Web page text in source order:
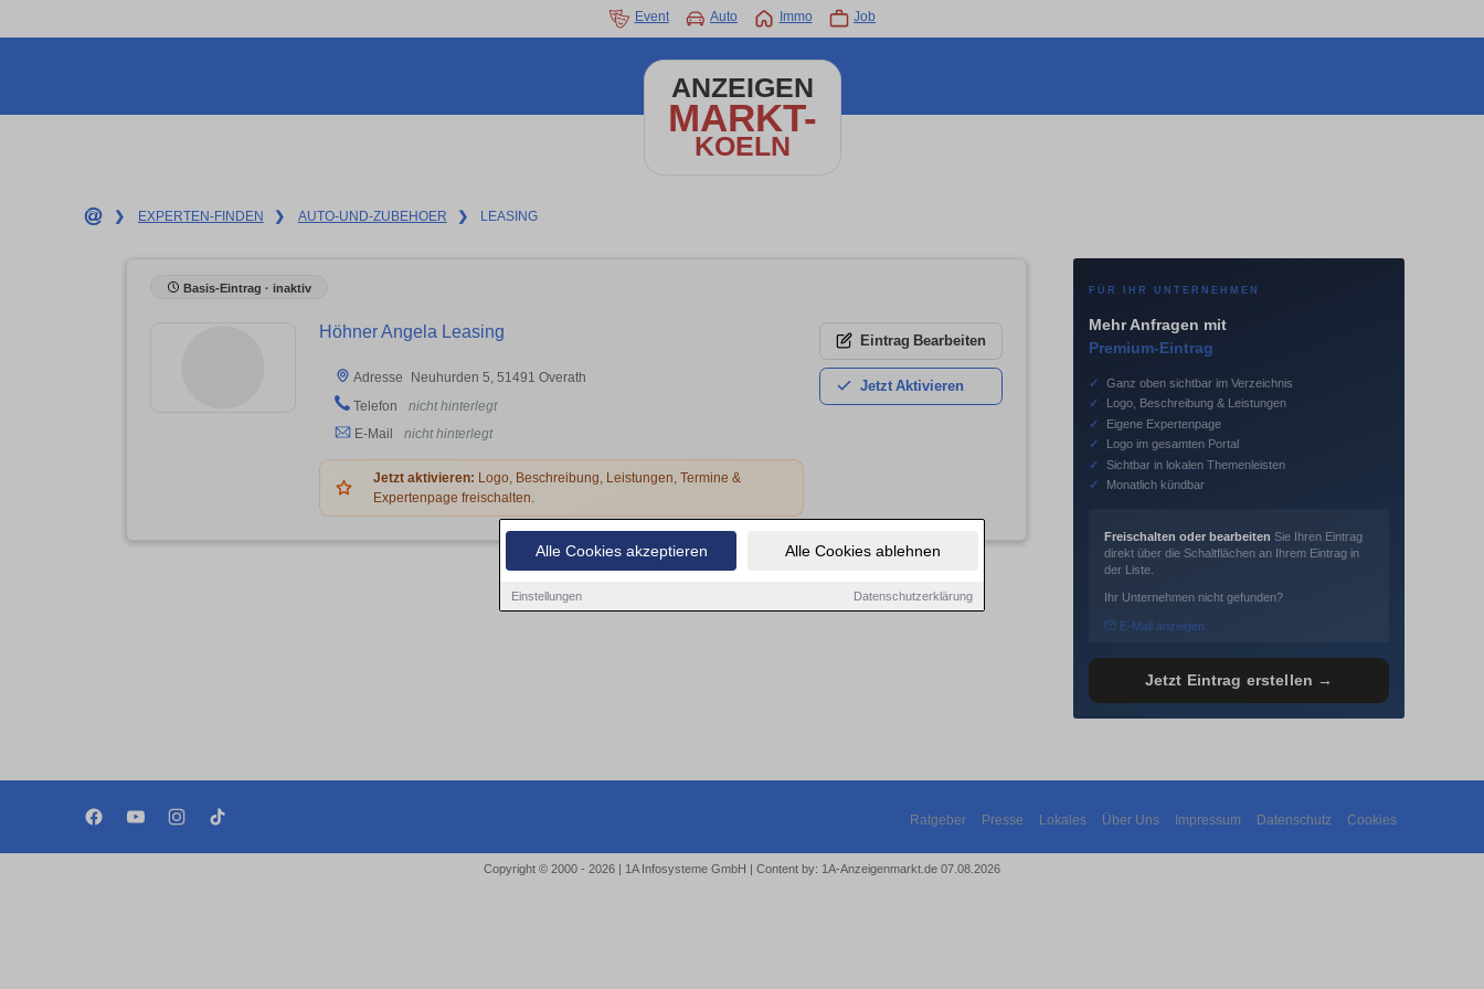
Alle Cookies akzeptieren Alle Cookies ablehnen
Einstellungen Datenschutzerklärung
Event Auto Immo Job
ANZEIGEN
MARKT-
KOELN
❯ EXPERTEN-FINDEN ❯ AUTO-UND-ZUBEHOER ❯ LEASING
Basis-Eintrag · inaktiv
Höhner Angela Leasing
Adresse
Neuhurden 5, 51491 Overath
Telefon
nicht hinterlegt
E-Mail
nicht hinterlegt
Jetzt aktivieren: Logo, Beschreibung, Leistungen, Termine &
Expertenpage freischalten.
Eintrag Bearbeiten
Jetzt Aktivieren
FÜR IHR UNTERNEHMEN
Mehr Anfragen mit
Premium-Eintrag
✓
Ganz oben sichtbar im Verzeichnis
✓
Logo, Beschreibung & Leistungen
✓
Eigene Expertenpage
✓
Logo im gesamten Portal
✓
Sichtbar in lokalen Themenleisten
✓
Monatlich kündbar
Freischalten oder bearbeiten Sie Ihren Eintrag
direkt über die Schaltflächen an Ihrem Eintrag in
der Liste.
Ihr Unternehmen nicht gefunden?
E-Mail anzeigen
Jetzt Eintrag erstellen →
Ratgeber Presse Lokales Über Uns Impressum Datenschutz Cookies
Copyright © 2000 - 2026 | 1A Infosysteme GmbH | Content by: 1A-Anzeigenmarkt.de 07.08.2026